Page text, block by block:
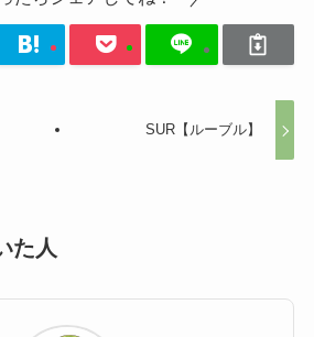
SUR【ルーブル】
た人